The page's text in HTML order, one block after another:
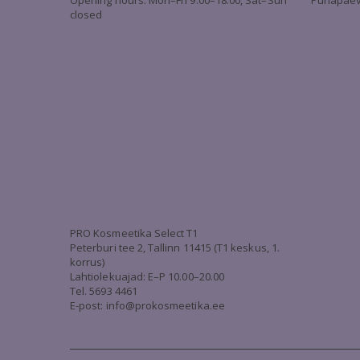
closed
PRO Kosmeetika Select T1
Peterburi tee 2, Tallinn 11415 (T1 keskus, 1.
korrus)
Lahtiolekuajad: E–P 10.00–20.00
Tel. 5693 4461
E-post: info@prokosmeetika.ee